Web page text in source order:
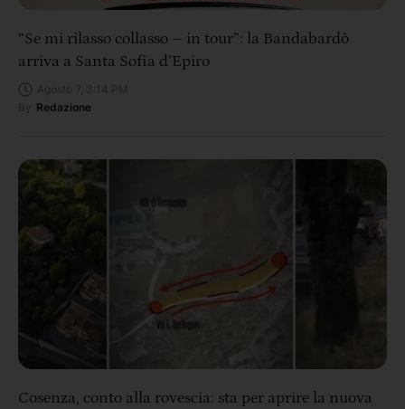
“Se mi rilasso collasso – in tour”: la Bandabardò
arriva a Santa Sofia d’Epiro
Redazione
Cosenza, conto alla rovescia: sta per aprire la nuova